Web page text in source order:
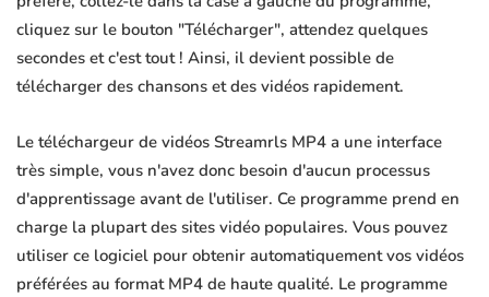
cliquez sur le bouton "Télécharger", attendez quelques
secondes et c'est tout ! Ainsi, il devient possible de
télécharger des chansons et des vidéos rapidement.
Le téléchargeur de vidéos Streamrls MP4 a une interface
très simple, vous n'avez donc besoin d'aucun processus
d'apprentissage avant de l'utiliser. Ce programme prend en
charge la plupart des sites vidéo populaires. Vous pouvez
utiliser ce logiciel pour obtenir automatiquement vos vidéos
préférées au format MP4 de haute qualité. Le programme